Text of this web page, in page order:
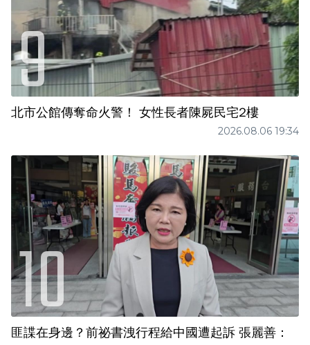
北市公館傳奪命火警！ 女性長者陳屍民宅2樓
2026.08.06 19:34
匪諜在身邊？前祕書洩行程給中國遭起訴 張麗善：